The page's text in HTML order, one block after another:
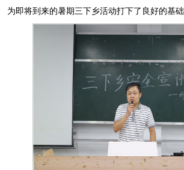
为即将到来的暑期三下乡活动打下了良好的基础